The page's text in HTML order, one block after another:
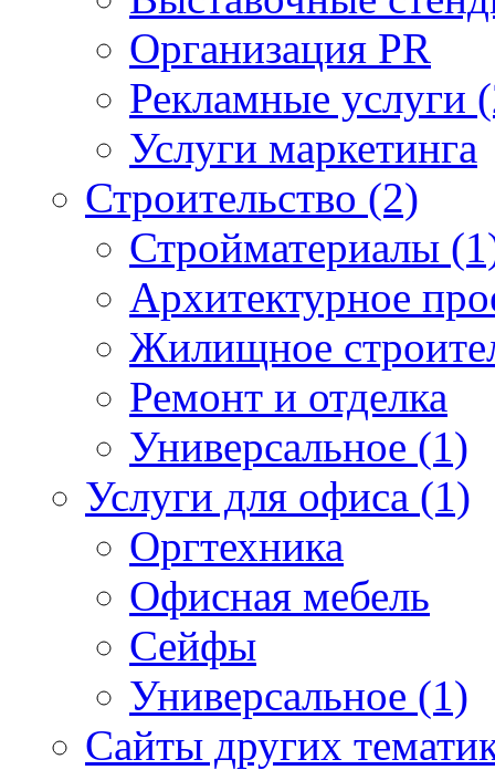
Организация PR
Рекламные услуги
Услуги маркетинга
Строительство (2)
Стройматериалы
Архитектурное
Жилищное
Ремонт и отделка
Универсальное (1)
Услуги для офиса (1)
Оргтехника
Офисная мебель
Сейфы
Универсальное (1)
Сайты других